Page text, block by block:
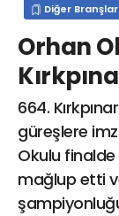
Diğer Branşlar
Orhan
664.
güreşlere
Okulu
mağlup etti